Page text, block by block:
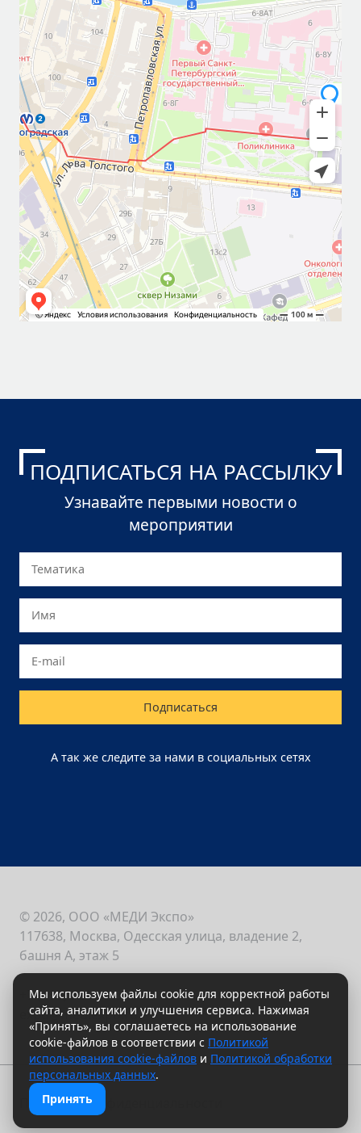
ПОДПИСАТЬСЯ НА РАССЫЛКУ
Узнавайте первыми новости о
мероприятии
Тематика
А так же следите за нами в социальных сетях
© 2026, ООО «МЕДИ Экспо»
117638, Москва, Одесская улица, владение 2,
башня А, этаж 5
+7 (495) 721-88-66
expo@mediexpo.ru
Политика конфиденциальности
Мы используем файлы cookie для корректной работы
сайта, аналитики и улучшения сервиса. Нажимая
«Принять», вы соглашаетесь на использование
cookie-файлов в соответствии с Политикой
использования cookie-файлов и Политикой обработки
персональных данных.
Принять